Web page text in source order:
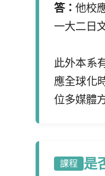
答：他校
一大二日
此外本系
應全球化
位多媒體
課程 是